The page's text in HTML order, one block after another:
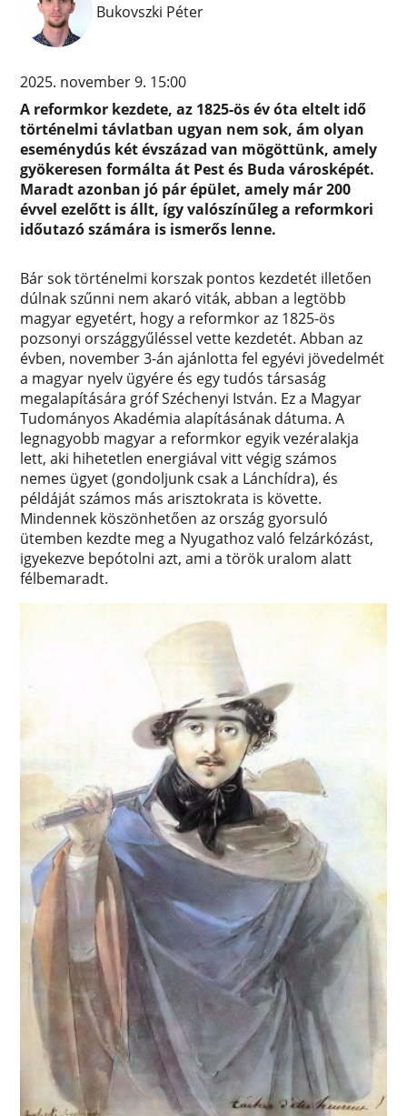
Bukovszki Péter
2025. november 9. 15:00
A reformkor kezdete, az 1825-ös év óta eltelt idő
történelmi távlatban ugyan nem sok, ám olyan
eseménydús két évszázad van mögöttünk, amely
gyökeresen formálta át Pest és Buda városképét.
Maradt azonban jó pár épület, amely már 200
évvel ezelőtt is állt, így valószínűleg a reformkori
időutazó számára is ismerős lenne.
Bár sok történelmi korszak pontos kezdetét illetően
dúlnak szűnni nem akaró viták, abban a legtöbb
magyar egyetért, hogy a reformkor az 1825-ös
pozsonyi országgyűléssel vette kezdetét. Abban az
évben, november 3-án ajánlotta fel egyévi jövedelmét
a magyar nyelv ügyére és egy tudós társaság
megalapítására gróf Széchenyi István. Ez a Magyar
Tudományos Akadémia alapításának dátuma. A
legnagyobb magyar a reformkor egyik vezéralakja
lett, aki hihetetlen energiával vitt végig számos
nemes ügyet (gondoljunk csak a Lánchídra), és
példáját számos más arisztokrata is követte.
Mindennek köszönhetően az ország gyorsuló
ütemben kezdte meg a Nyugathoz való felzárkózást,
igyekezve bepótolni azt, ami a török uralom alatt
félbemaradt.